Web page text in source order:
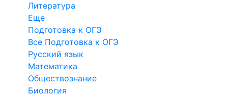
Литература
Еще
Подготовка к ОГЭ
Все Подготовка к ОГЭ
Русский язык
Математика
Обществознание
Биология